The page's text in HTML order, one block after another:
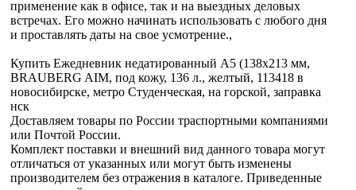
применение как в офисе, так и на выездных деловых
встречах. Его можно начинать использовать с любого дня
и проставлять даты на свое усмотрение.,
Купить Ежедневник недатированный А5 (138х213 мм,
BRAUBERG AIM, под кожу, 136 л., желтый, 113418 в
новосибирске, метро Студенческая, на горской, заправка
нск
Доставляем товары по России траспортными компаниями
или Почтой России.
Комплект поставки и внешний вид данного товара могут
отличаться от указанных или могут быть изменены
производителем без отражения в каталоге. Приведенные